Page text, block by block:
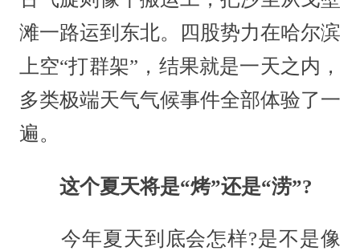
滩一路运到东北。四股势力在哈尔滨
上空“打群架”，结果就是一天之内，
多类极端天气气候事件全部体验了一
遍。
这个夏天将是“烤”还是“涝”?
今年夏天到底会怎样?是不是像